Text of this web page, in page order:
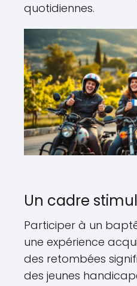
quotidiennes.
Un cadre
Participer à un
une expérience
des retombées
des jeunes